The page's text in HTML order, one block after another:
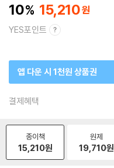
10 15,210
YES포인트
앱 다운 시 1천원 상품권
결제혜택
종이책
15,210원
원제
19,710원